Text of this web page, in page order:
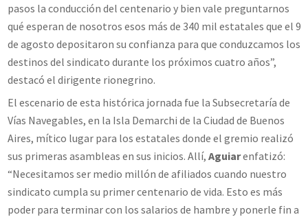
pasos la conducción del centenario y bien vale preguntarnos
qué esperan de nosotros esos más de 340 mil estatales que el 9
de agosto depositaron su confianza para que conduzcamos los
destinos del sindicato durante los próximos cuatro años”,
destacó el dirigente rionegrino.
El escenario de esta histórica jornada fue la Subsecretaría de
Vías Navegables, en la Isla Demarchi de la Ciudad de Buenos
Aires, mítico lugar para los estatales donde el gremio realizó
sus primeras asambleas en sus inicios. Allí, Aguiarenfatizó:
“Necesitamos ser medio millón de afiliados cuando nuestro
sindicato cumpla su primer centenario de vida. Esto es más
poder para terminar con los salarios de hambre y ponerle fin a